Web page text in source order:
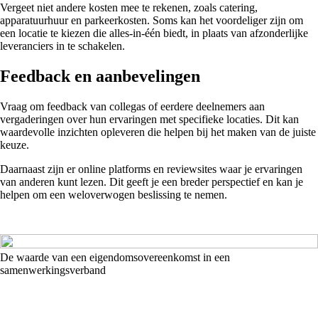
Vergeet niet andere kosten mee te rekenen, zoals catering,
apparatuurhuur en parkeerkosten. Soms kan het voordeliger zijn om
een locatie te kiezen die alles-in-één biedt, in plaats van afzonderlijke
leveranciers in te schakelen.
Feedback en aanbevelingen
Vraag om feedback van collegas of eerdere deelnemers aan
vergaderingen over hun ervaringen met specifieke locaties. Dit kan
waardevolle inzichten opleveren die helpen bij het maken van de juiste
keuze.
Daarnaast zijn er online platforms en reviewsites waar je ervaringen
van anderen kunt lezen. Dit geeft je een breder perspectief en kan je
helpen om een weloverwogen beslissing te nemen.
De waarde van een eigendomsovereenkomst in een
samenwerkingsverband